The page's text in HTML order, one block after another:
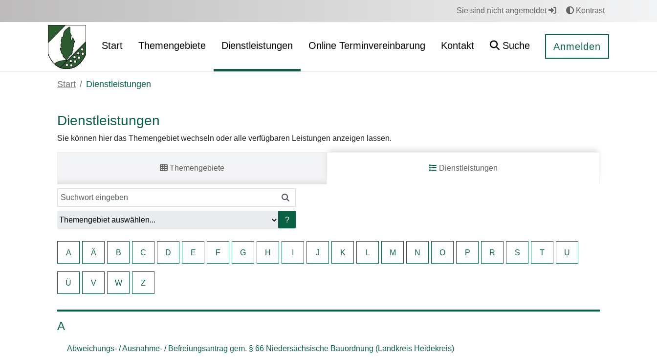
Sie sind nicht angemeldet Kontrast
Start Themengebiete Dienstleistungen Online Terminvereinbarung Kontakt Suche Anmelden
Start Dienstleistungen
Dienstleistungen
Sie können hier das Themengebiet wechseln oder alle verfügbaren Leistungen anzeigen lassen.
Themengebiete Dienstleistungen
?
A Ä B C D E F G H J K L M N O P R S T U
Ü V W Z
A
Abweichungs- / Ausnahme- / Befreiungsantrag gem. § 66 Niedersächsische Bauordnung (Landkreis Heidekreis)